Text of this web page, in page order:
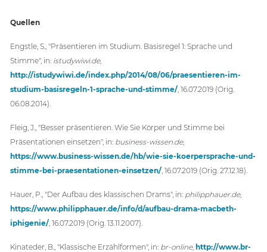
Quellen
Engstle, S., "Präsentieren im Studium. Basisregel 1: Sprache und
Stimme", in: istudywiwi.de,
http://istudywiwi.de/index.php/2014/08/06/praesentieren-im-
studium-basisregeln-1-sprache-und-stimme/, 16.07.2019 (Orig.
06.08.2014).
Fleig, J., "Besser präsentieren. Wie Sie Körper und Stimme bei
Präsentationen einsetzen", in: business-wissen.de,
https://www.business-wissen.de/hb/wie-sie-koerpersprache-und-
stimme-bei-praesentationen-einsetzen/, 16.07.2019 (Orig. 27.12.18).
Hauer, P., "Der Aufbau des klassischen Drams", in: philipphauer.de,
https://www.philipphauer.de/info/d/aufbau-drama-macbeth-
iphigenie/, 16.07.2019 (Orig. 13.11.2007).
Kinateder, B., "Klassische Erzählformen", in: br-online, http://www.br-